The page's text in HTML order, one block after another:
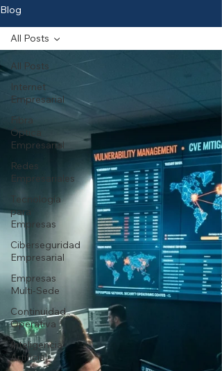
Blog
All Posts
Internet
Empresarial
Fibra
Óptica
Empresarial
Redes
Empresariales
Tecnología
para
Empresas
Ciberseguridad
Empresarial
Empresas
Multi-Sede
Continuidad
Operativa
Inteligencia
Artificial
All Posts